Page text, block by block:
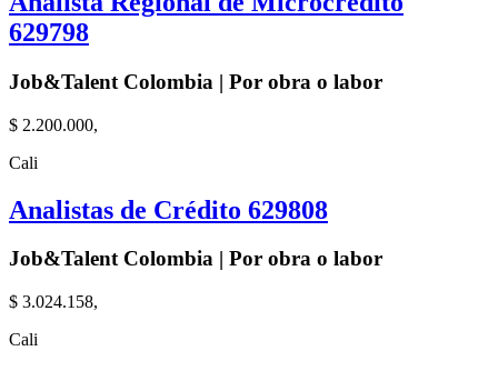
629798
Job&Talent Colombia | Por obra o labor
$ 2.200.000,
Cali
Analistas de Crédito 629808
Job&Talent Colombia | Por obra o labor
$ 3.024.158,
Cali